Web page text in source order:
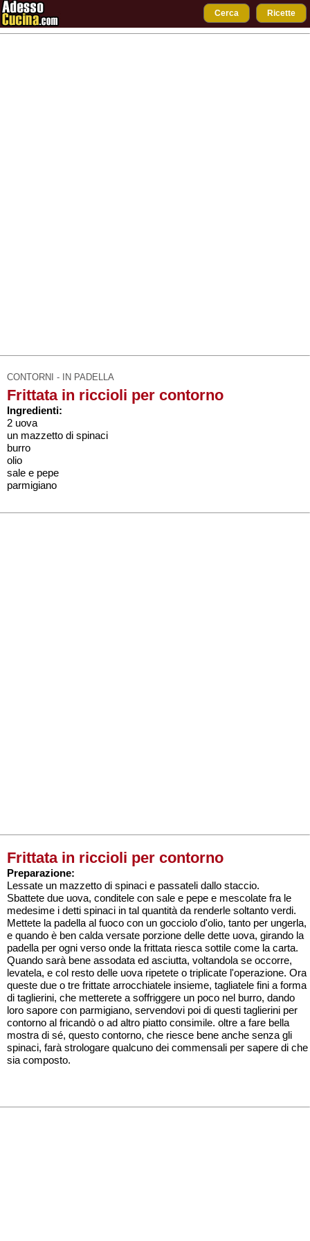
Cerca Ricette
CONTORNI - IN PADELLA
Frittata in riccioli per contorno
Ingredienti:
2 uova
un mazzetto di spinaci
burro
olio
sale e pepe
parmigiano
Frittata in riccioli per contorno
Preparazione:
Lessate un mazzetto di spinaci e passateli dallo staccio.
Sbattete due uova, conditele con sale e pepe e mescolate fra le
medesime i detti spinaci in tal quantità da renderle soltanto verdi.
Mettete la padella al fuoco con un gocciolo d'olio, tanto per ungerla,
e quando è ben calda versate porzione delle dette uova, girando la
padella per ogni verso onde la frittata riesca sottile come la carta.
Quando sarà bene assodata ed asciutta, voltandola se occorre,
levatela, e col resto delle uova ripetete o triplicate l'operazione. Ora
queste due o tre frittate arrocchiatele insieme, tagliatele fini a forma
di taglierini, che metterete a soffriggere un poco nel burro, dando
loro sapore con parmigiano, servendovi poi di questi taglierini per
contorno al fricandò o ad altro piatto consimile. oltre a fare bella
mostra di sé, questo contorno, che riesce bene anche senza gli
spinaci, farà strologare qualcuno dei commensali per sapere di che
sia composto.